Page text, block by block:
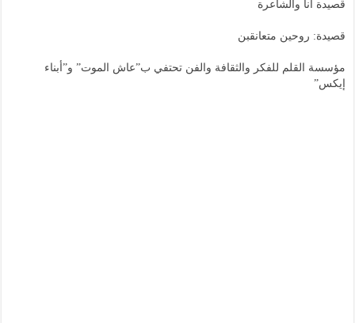
قصيدة أنا والشاعرة
قصيدة: روحين متعانقبن
مؤسسة القلم للفكر والثقافة والفن تحتفي ب”عاش الموت” و”أبناء
إيكس”